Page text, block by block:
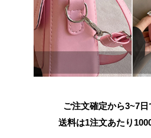
ご注文確定から3~7
送料は1注文あたり